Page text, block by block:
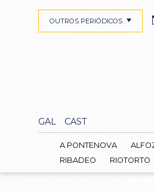
GAL CAST
OUTROS PERIÓDICOS
A PONTENOVA
RIBADEO
RIOTORTO